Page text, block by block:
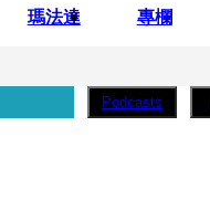
瑪法達 專欄
Podcasts